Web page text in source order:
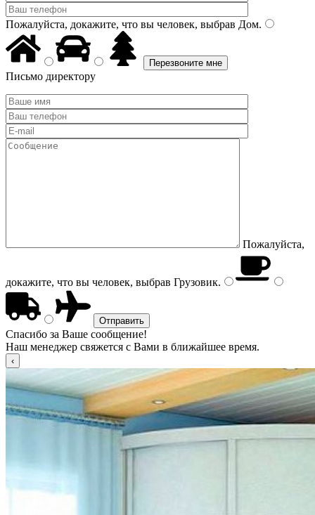
Пожалуйста, докажите, что вы человек, выбрав Дом.
Письмо директору
Пожалуйста,
докажите, что вы человек, выбрав Грузовик.
Спасибо за Ваше сообщение!
Наш менеджер свяжется с Вами в ближайшее время.